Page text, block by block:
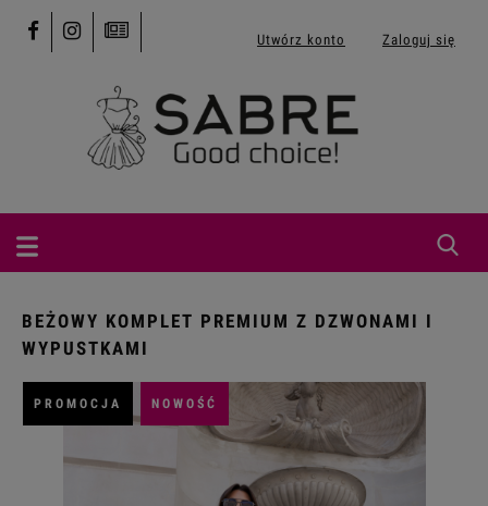
Utwórz konto Zaloguj się
BEŻOWY KOMPLET PREMIUM Z DZWONAMI I
WYPUSTKAMI
PROMOCJA NOWOŚĆ